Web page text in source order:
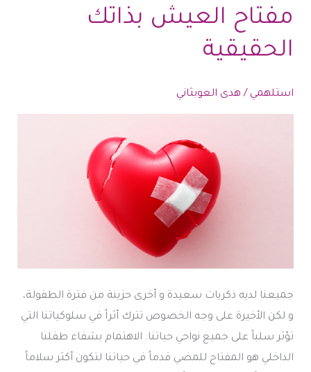
قد
يشعركِ
بالتعاسة؟
مفتاح العيش بذاتك
الحقيقية
استلهمي / هدى العوبثاني
جميعنا لديه ذكريات سعيدة و أخرى حزينة من فترة الطفولة،
و لكن الأخيرة على وجه الخصوص تترك أثراً في سلوكياتنا التي
تؤثر سلباً على جميع نواحي حياتنا. الاهتمام بشفاء طفلنا
الداخلي هو المفتاح للمضي قدماً في حياتنا لتكون أكثر سلاماً